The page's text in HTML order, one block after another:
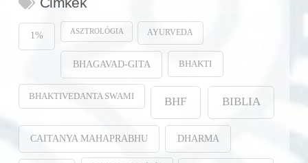
1% ASZTROLÓGIA AYURVEDA
BHAGAVAD-GITA BHAKTI
BHAKTIVEDANTA SWAMI BHF BIBLIA
CAITANYA MAHAPRABHU DHARMA